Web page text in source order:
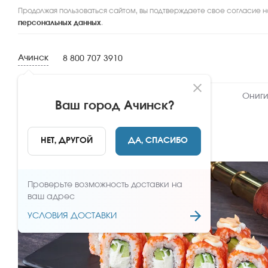
Продолжая пользоваться сайтом, вы подтверждаете свое согласие
персональных данных.
Ачинск
Ваш город Ачинск?
НЕТ, ДРУГОЙ ДА, СПАСИБО
Проверьте возможность доставки на
ваш адрес
УСЛОВИЯ ДОСТАВКИ
8 800 707 3910
НАЗАД